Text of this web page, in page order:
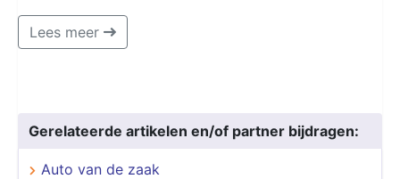
Lees meer
Gerelateerde artikelen en/of partner bijdragen:
Auto van de zaak